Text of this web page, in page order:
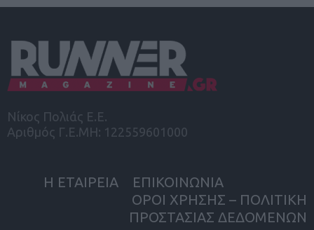
Νίκος Πολιάς Ε.Ε.
Αριθμός Γ.Ε.ΜΗ: 122559601000
Η ΕΤΑΙΡΕΙΑ
ΕΠΙΚΟΙΝΩΝΙΑ
ΟΡΟΙ ΧΡΗΣΗΣ – ΠΟΛΙΤΙΚΗ
ΠΡΟΣΤΑΣΙΑΣ ΔΕΔΟΜΕΝΩΝ